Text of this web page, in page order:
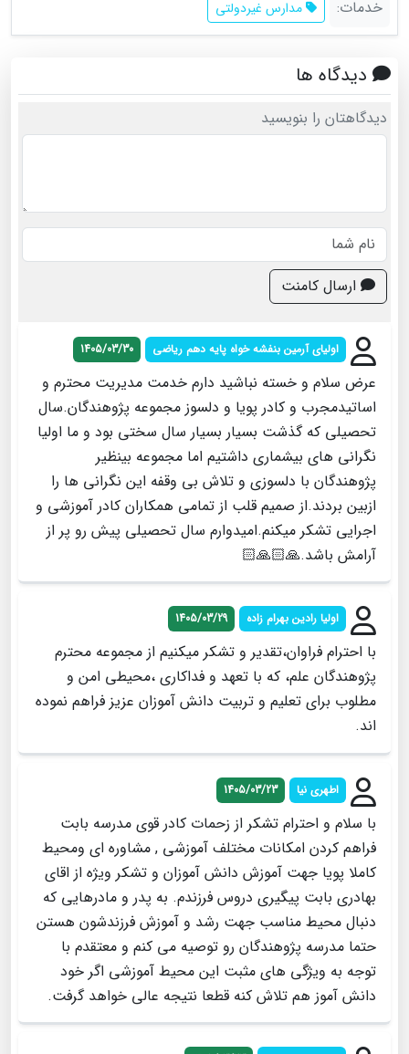
خدمات: مدارس غیردولتی
دیدگاه ها
دیدگاهتان را بنویسید
ارسال کامنت
اولیای آرمین بنفشه خواه پایه دهم ریاضی 1405/03/30
عرض سلام و خسته نباشید دارم خدمت مدیریت محترم و
اساتیدمجرب و کادر پویا و دلسوز مجموعه پژوهندگان.سال
تحصیلی که گذشت بسیار بسیار سال سختی بود و ما اولیا
نگرانی های بیشماری داشتیم اما مجموعه بینظیر
پژوهندگان با دلسوزی و تلاش بی وقفه این نگرانی ها را
ازبین بردند.از صمیم قلب از تمامی همکاران کادر آموزشی و
اجرایی تشکر میکنم.امیدوارم سال تحصیلی پیش رو پر از
آرامش باشد.🙏🏻🙏🏻
اولیا رادین بهرام زاده 1405/03/29
با احترام فراوان،تقدیر و تشکر میکنیم از مجموعه محترم
پژوهندگان علم، که با تعهد و فداکاری ،محیطی امن و
مطلوب برای تعلیم و تربیت دانش آموزان عزیز فراهم نموده
اند.
اطهری نیا 1405/03/23
با سلام و احترام تشکر از زحمات کادر قوی مدرسه بابت
فراهم کردن امکانات مختلف آموزشی , مشاوره ای ومحیط
کاملا پویا جهت آموزش دانش آموزان و تشکر ویژه از اقای
بهادری بابت پیگیری دروس فرزندم. به پدر و مادرهایی که
دنبال محیط مناسب جهت رشد و آموزش فرزندشون هستن
حتما مدرسه پژوهندگان رو توصیه می کنم و معتقدم با
توجه به ویژگی های مثبت این محیط آموزشی اگر خود
دانش آموز هم تلاش کنه قطعا نتیجه عالی خواهد گرفت.